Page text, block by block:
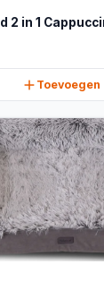
2 in 1
Toevoegen